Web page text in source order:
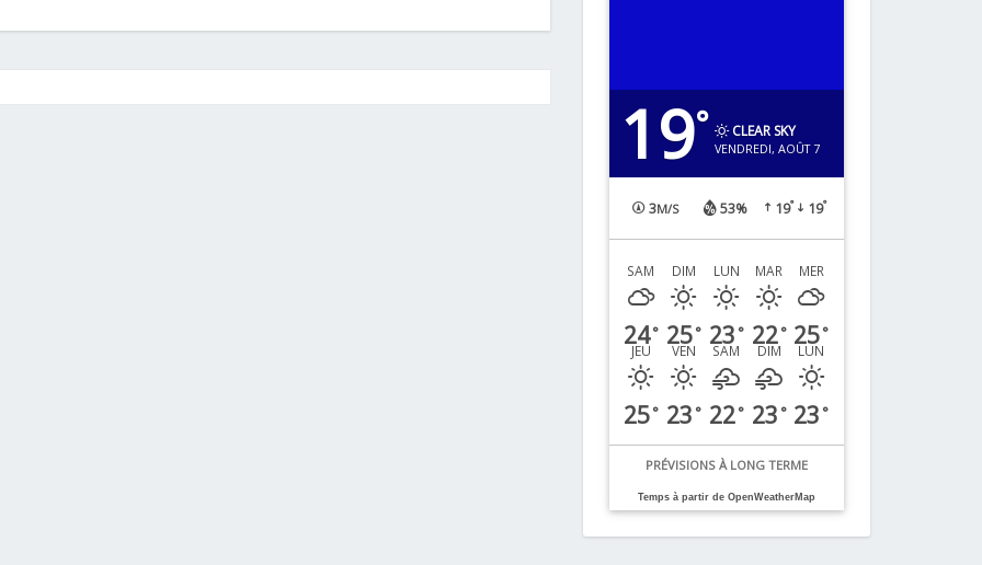
19° CLEAR SKY
VENDREDI, AOÛT 7
3M/S 53% 19° 19°
SAM
24°
DIM
25°
LUN
23 °
MAR
22°
MER
25°
JEU
25°
VEN
23 °
SAM
22°
DIM
23 °
LUN
23 °
PRÉVISIONS À LONG TERME
Temps à partir de OpenWeatherMap